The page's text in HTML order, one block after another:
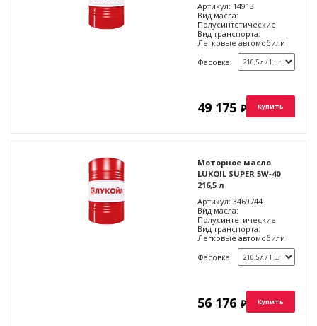
Артикул: 14913
Вид масла:
Полусинтетические
Вид транспорта:
Легковые автомобили
Фасовка:
49 175 ₽ Купить
Моторное масло
LUKOIL SUPER 5W‑40
216,5 л
Артикул: 3469744
Вид масла:
Полусинтетические
Вид транспорта:
Легковые автомобили
Фасовка:
56 176 ₽ Купить